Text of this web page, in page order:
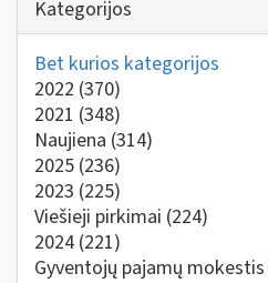
Kategorijos
Bet kurios kategorijos
2022 (370)
2021 (348)
Naujiena (314)
2025 (236)
2023 (225)
Viešieji pirkimai (224)
2024 (221)
Gyventojų pajamų mokestis